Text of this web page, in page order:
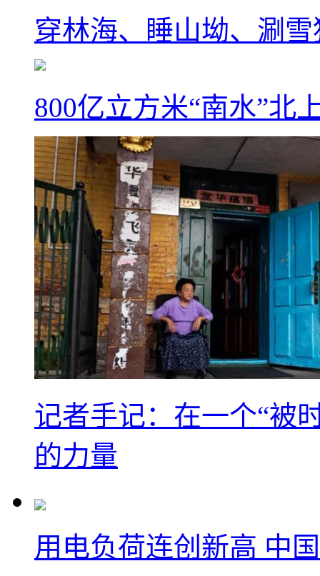
穿林海、睡山坳、涮
800亿立方米“南水”北
记者手记：在一个“被
的力量
用电负荷连创新高 中